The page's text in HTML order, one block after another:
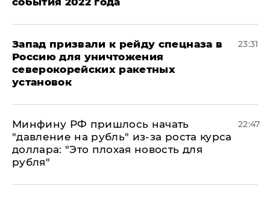
Запад призвали к рейду спецназа в
Россию для уничтожения
северокорейских ракетных
установок
23:31
Минфину РФ пришлось начать
"давление на рубль" из-за роста курса
доллара: "Это плохая новость для
рубля"
22:47